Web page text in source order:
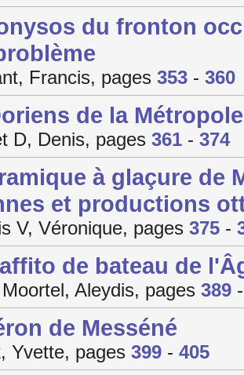
du fronton
Francis, pages 353 - 360
de la
D, Denis, pages 361 - 374
à glaçure de
et productions
V, Véronique, pages 375 -
de bateau de
Aleydis, pages 389
de Messéné
Yvette, pages 399 - 405